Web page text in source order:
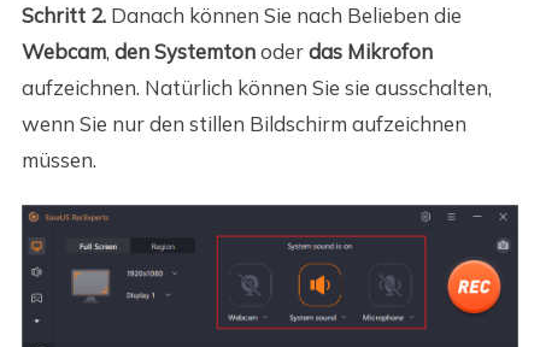
Schritt 2.Danach können Sie nach Belieben die
Webcam, den Systemtonoderdas Mikrofon
aufzeichnen. Natürlich können Sie sie ausschalten,
wenn Sie nur den stillen Bildschirm aufzeichnen
müssen.